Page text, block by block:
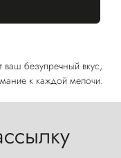
безупречный вкус,
к каждой мелочи.